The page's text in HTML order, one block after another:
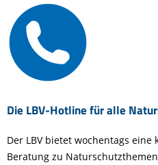
Die LBV-Hotline für alle
Der LBV bietet wochentags eine
Beratung zu